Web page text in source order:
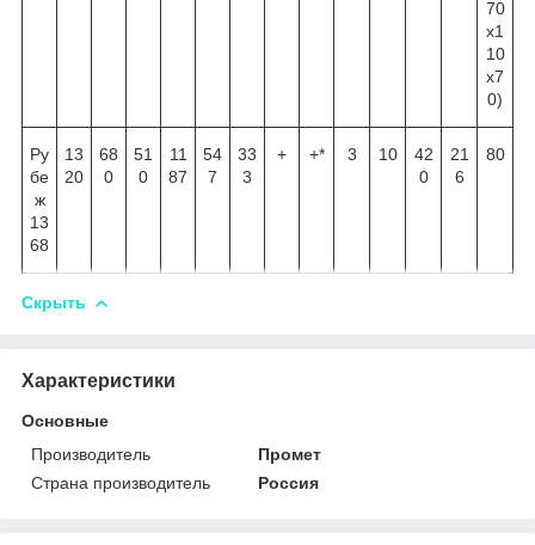
70
х1
10
х7
0)
Ру
бе
ж
13
68
13
20
68
0
51
0
11
87
54
7
33
3
+ +* 3 10
42
0
21
6
80
Скрыть
Характеристики
Основные
Производитель
Промет
Страна производитель
Россия